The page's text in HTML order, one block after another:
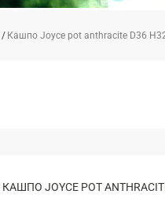
Кашпо Joyce pot anthracite D36
КАШПО JOYCE POT